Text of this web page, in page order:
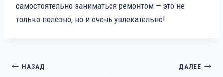
самостоятельно заниматься ремонтом — это не
только полезно, но и очень увлекательно!
НАВИГАЦИЯ
НАЗАД ДАЛЕЕ